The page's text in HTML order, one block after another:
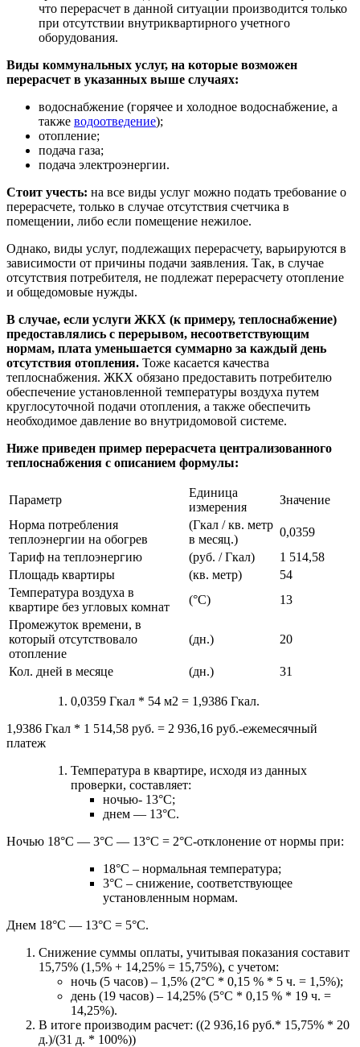
что перерасчет в данной ситуации производится только
при отсутствии внутриквартирного учетного
оборудования.
Виды коммунальных услуг, на которые возможен
перерасчет в указанных выше случаях:
водоснабжение (горячее и холодное водоснабжение, а
также водоотведение);
отопление;
подача газа;
подача электроэнергии.
Стоит учесть: на все виды услуг можно подать требование о
перерасчете, только в случае отсутствия счетчика в
помещении, либо если помещение нежилое.
Однако, виды услуг, подлежащих перерасчету, варьируются в
зависимости от причины подачи заявления. Так, в случае
отсутствия потребителя, не подлежат перерасчету отопление
и общедомовые нужды.
В случае, если услуги ЖКХ (к примеру, теплоснабжение)
предоставлялись с перерывом, несоответствующим
нормам, плата уменьшается суммарно за каждый день
отсутствия отопления. Тоже касается качества
теплоснабжения. ЖКХ обязано предоставить потребителю
обеспечение установленной температуры воздуха путем
круглосуточной подачи отопления, а также обеспечить
необходимое давление во внутридомовой системе.
Ниже приведен пример перерасчета централизованного
теплоснабжения с описанием формулы:
Параметр
Единица
измерения
Значение
Норма потребления
теплоэнергии на обогрев
(Гкал / кв. метр
в месяц.)
0,0359
Тариф на теплоэнергию
(руб. / Гкал)
1 514,58
Площадь квартиры
(кв. метр)
54
Температура воздуха в
квартире без угловых комнат
(°С)
13
Промежуток времени, в
который отсутствовало
отопление
(дн.) 20
Кол. дней в месяце (дн.) 31
0,0359 Гкал * 54 м2 = 1,9386 Гкал.
1,9386 Гкал * 1 514,58 руб. = 2 936,16 руб.-ежемесячный
платеж
Температура в квартире, исходя из данных
проверки, составляет:
ночью- 13°С;
днем — 13°С.
Ночью 18°С — 3°С — 13°С = 2°С-отклонение от нормы при:
18°С – нормальная температура;
3°С – снижение, соответствующее
установленным нормам.
Днем 18°С — 13°С = 5°С.
Снижение суммы оплаты, учитывая показания составит
15,75% (1,5% + 14,25% = 15,75%), с учетом:
ночь (5 часов) – 1,5% (2°С * 0,15 % * 5 ч. = 1,5%);
день (19 часов) – 14,25% (5°С * 0,15 % * 19 ч. =
14,25%).
В итоге производим расчет: ((2 936,16 руб.* 15,75% * 20
д.)/(31 д. * 100%))